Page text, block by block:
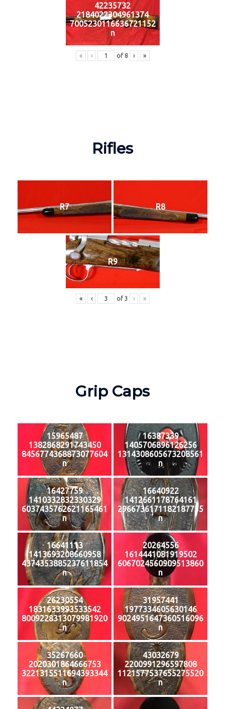
42235732
2184022304961374
7005230116636721152
n
« ‹ of 8 › »
Rifles
R7 R8
R9
« ‹ of 3 › »
Grip Caps
15965487
1382868291743450
8456774368873077604
n
16387339
1405706896126256
1314308605673208561
n
16427759
1410332832330329
6037435762621165461
n
16640922
1412661178764161
2966736171182187755
n
16641113
1413693208660958
4374353885237611854
n
20264556
1614441081919502
6067024560909513860
n
26230554
1831633993533542
8009228313079981920
n
31957441
1977334605630146
9024951647360516096
n
35267660
2020301864666753
3221315511694393344
n
43032679
2200991296597808
1121577537655275520
n